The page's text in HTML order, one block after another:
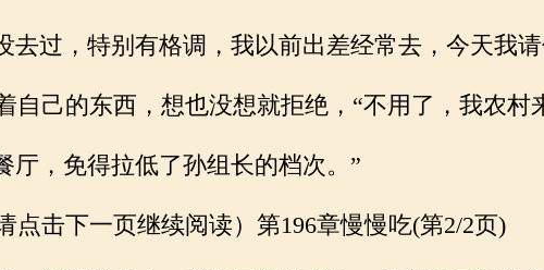
去过，特别有格调，我以前出差经常去，今天我
己的东西，想也没想就拒绝，“不用了，我农村
厅，免得拉低了孙组长的档次。”
击下一页继续阅读）第196章慢慢吃(第2/2页)